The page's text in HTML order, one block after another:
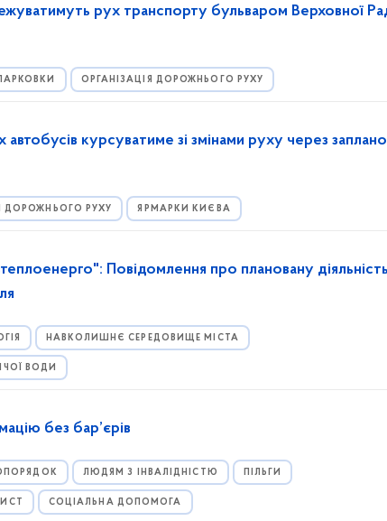
рух транспорту бульваром Верховної
ОРГАНІЗАЦІЯ ДОРОЖНЬОГО РУХУ
курсуватиме зі змінами руху через
ДОРОЖНЬОГО РУХУ ЯРМАРКИ КИЄВА
Повідомлення про плановану
НАВКОЛИШНЄ СЕРЕДОВИЩЕ МІСТА
ВОДИ
без бар’єрів
ЛЮДЯМ З ІНВАЛІДНІСТЮ ПІЛЬГИ
СОЦІАЛЬНА ДОПОМОГА